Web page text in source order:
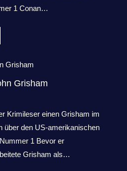
1 Conan…
Grisham
Krimileser einen Grisham im
über den US-amerikanischen
1 Bevor er
Grisham als…